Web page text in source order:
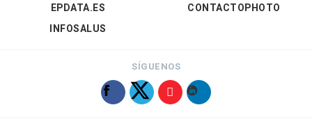
EPDATA.ES
INFOSALUS
CONTACTOPHOTO
SÍGUENOS